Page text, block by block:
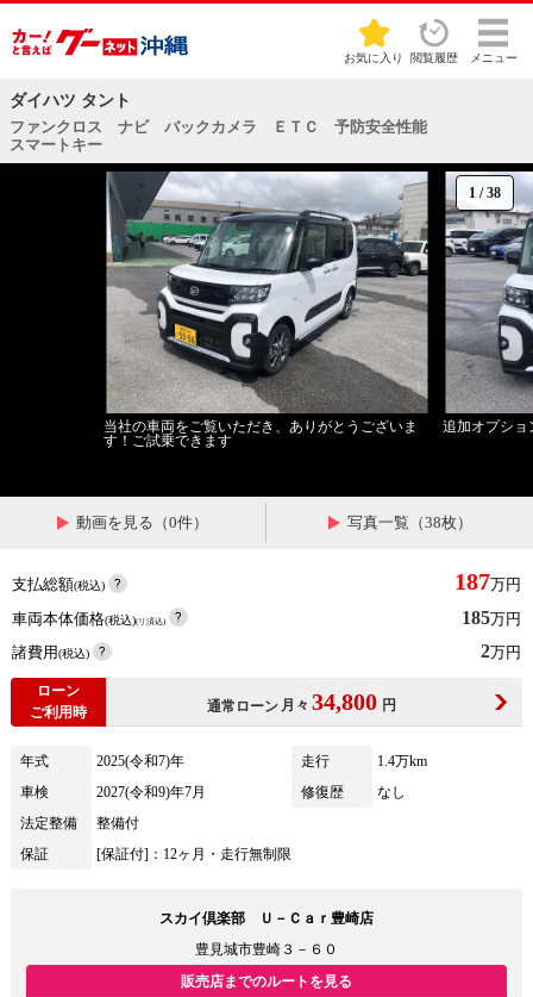
お気に入り 閲覧履歴 メニュー
ダイハツ タント
ファンクロス ナビ バックカメラ ＥＴＣ 予防安全性能
スマートキー
1 /38
当社の車両をご覧いただき、ありがとうございま
す！ご試乗できます
追加オプショ
動画を見る（0件） 写真一覧（38枚）
支払総額(税込) 187万円
車両本体価格(税込)(リ済込) 185万円
諸費用(税込) 2万円
ローン
ご利用時
通常ローン 月々 34,800 円
年式 2025(令和7)年 走行
1.4万km
車検
2027(令和9)年7月 修復歴
なし
法定整備
整備付
保証
[保証付]：12ヶ月・走行無制限
スカイ倶楽部 Ｕ－Ｃａｒ豊崎店
豊見城市豊崎３－６０
販売店までのルートを見る